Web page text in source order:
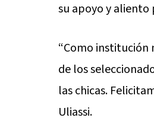
su apoyo y
“Como institución
de los
las chicas.
Uliassi.